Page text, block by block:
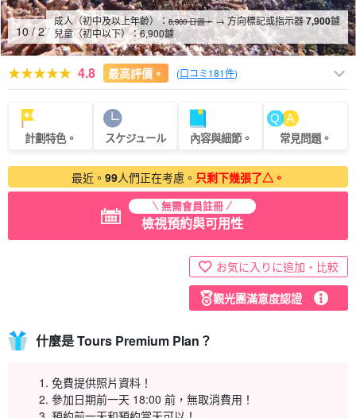
10/27
成人（初中及以上年齡）：8,900 日圓。→ 方向標記或指示器7,900鑢
兒童（初中以下）：6,900鑢
4.8 最高評價。 (口コミ181件)
計劃特色。 スケジュール 內容與細節。 常見問題。
最近。 99人們正在考慮。 只剩下幾張了△。
無需會員註冊
檢視預約與可用性
お気に入りに追加・比較
觀光團滿意度認證
什麼是 Tours Premium Plan？
免費提供照片資料！
參加日期前一天 18:00 前，無取消費用！